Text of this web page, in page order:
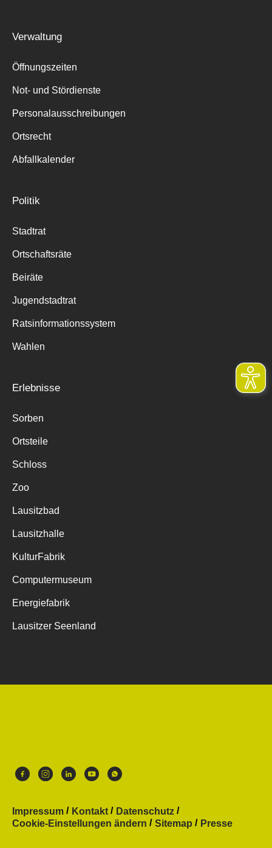
Verwaltung
Öffnungszeiten
Not- und Stördienste
Personalausschreibungen
Ortsrecht
Abfallkalender
Politik
Stadtrat
Ortschaftsräte
Beiräte
Jugendstadtrat
Ratsinformationssystem
Wahlen
Erlebnisse
Sorben
Ortsteile
Schloss
Zoo
Lausitzbad
Lausitzhalle
KulturFabrik
Computermuseum
Energiefabrik
Lausitzer Seenland
Impressum Kontakt
Datenschutz
Cookie-Einstellungen ändern
Sitemap Presse